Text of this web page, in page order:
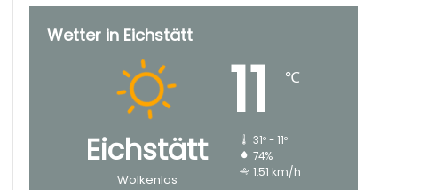
Wetter in Eichstätt
Eichstätt
Wolkenlos
11 ℃
31º - 11º
74%
1.51 km/h